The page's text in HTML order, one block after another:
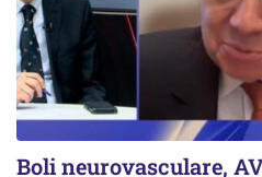
Boli neurovasculare,